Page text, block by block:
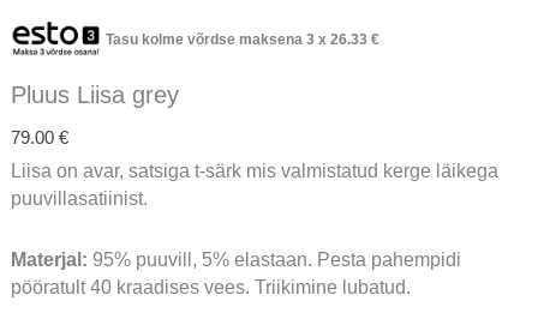
Tasu kolme võrdse maksena 3 x 26.33 €
Pluus Liisa grey
79.00 €
Liisa on avar, satsiga t-särk mis valmistatud kerge läikega
puuvillasatiinist.
Materjal: 95% puuvill, 5% elastaan. Pesta pahempidi
pööratult 40 kraadises vees. Triikimine lubatud.